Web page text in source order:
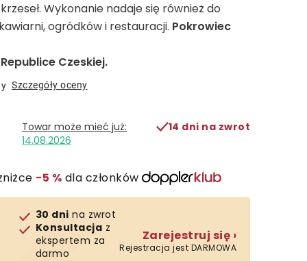
Wykonanie nadaje się również do
ogródków i restauracji. Pokrowiec
Czeskiej.
Szczegóły oceny
14.08.2026
14 dni na zwrot
−5 % dla członków
30 dni na zwrot
Konsultacja z
ekspertem za
darmo
Zarejestruj się ›
Rejestracja jest DARMOWA